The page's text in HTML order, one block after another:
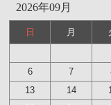
2026年09月
日 月
6
7
13
14